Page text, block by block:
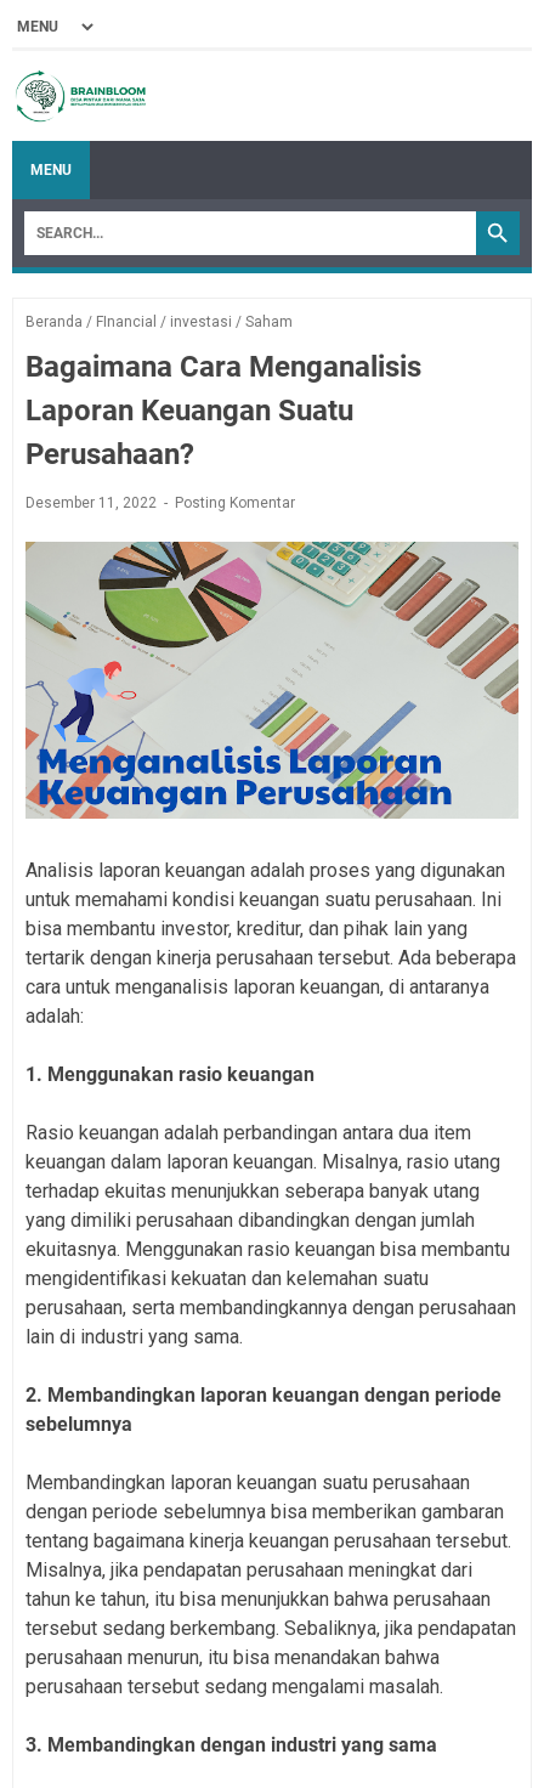
MENU
Beranda / FInancial / investasi / Saham
Bagaimana Cara Menganalisis
Laporan Keuangan Suatu
Perusahaan?
Desember 11, 2022 Posting Komentar
Analisis laporan keuangan adalah proses yang digunakan
untuk memahami kondisi keuangan suatu perusahaan. Ini
bisa membantu investor, kreditur, dan pihak lain yang
tertarik dengan kinerja perusahaan tersebut. Ada beberapa
cara untuk menganalisis laporan keuangan, di antaranya
adalah:
1. Menggunakan rasio keuangan
Rasio keuangan adalah perbandingan antara dua item
keuangan dalam laporan keuangan. Misalnya, rasio utang
terhadap ekuitas menunjukkan seberapa banyak utang
yang dimiliki perusahaan dibandingkan dengan jumlah
ekuitasnya. Menggunakan rasio keuangan bisa membantu
mengidentifikasi kekuatan dan kelemahan suatu
perusahaan, serta membandingkannya dengan perusahaan
lain di industri yang sama.
2. Membandingkan laporan keuangan dengan periode
sebelumnya
Membandingkan laporan keuangan suatu perusahaan
dengan periode sebelumnya bisa memberikan gambaran
tentang bagaimana kinerja keuangan perusahaan tersebut.
Misalnya, jika pendapatan perusahaan meningkat dari
tahun ke tahun, itu bisa menunjukkan bahwa perusahaan
tersebut sedang berkembang. Sebaliknya, jika pendapatan
perusahaan menurun, itu bisa menandakan bahwa
perusahaan tersebut sedang mengalami masalah.
3. Membandingkan dengan industri yang sama